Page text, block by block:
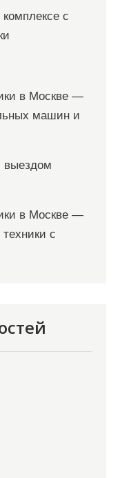
с
в Москве —
машин и
выездом
в Москве —
с